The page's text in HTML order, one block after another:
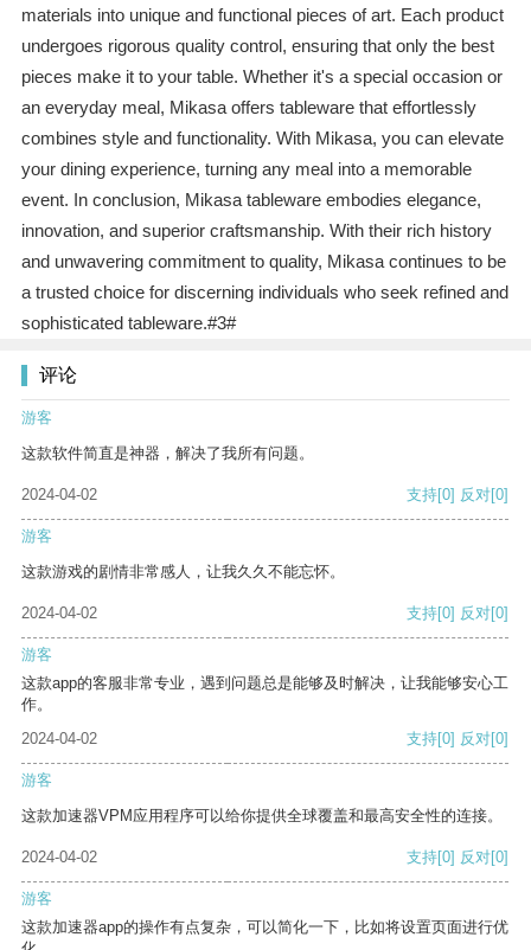
materials into unique and functional pieces of art. Each product
undergoes rigorous quality control, ensuring that only the best
pieces make it to your table. Whether it's a special occasion or
an everyday meal, Mikasa offers tableware that effortlessly
combines style and functionality. With Mikasa, you can elevate
your dining experience, turning any meal into a memorable
event. In conclusion, Mikasa tableware embodies elegance,
innovation, and superior craftsmanship. With their rich history
and unwavering commitment to quality, Mikasa continues to be
a trusted choice for discerning individuals who seek refined and
sophisticated tableware.#3#
评论
游客
这款软件简直是神器，解决了我所有问题。
2024-04-02 支持[0] 反对[0]
游客
这款游戏的剧情非常感人，让我久久不能忘怀。
2024-04-02 支持[0] 反对[0]
游客
这款app的客服非常专业，遇到问题总是能够及时解决，让我能够安心工
作。
2024-04-02
支持[0] 反对[0]
游客
这款加速器VPM应用程序可以给你提供全球覆盖和最高安全性的连接。
2024-04-02 支持[0] 反对[0]
游客
这款加速器app的操作有点复杂，可以简化一下，比如将设置页面进行优